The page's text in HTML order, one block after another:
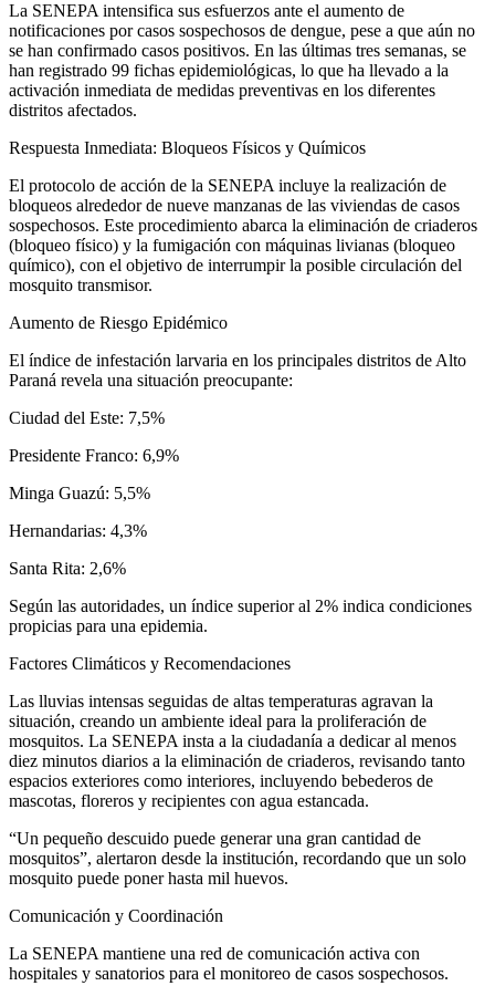
La SENEPA intensifica sus esfuerzos ante el aumento de
notificaciones por casos sospechosos de dengue, pese a que aún no
se han confirmado casos positivos. En las últimas tres semanas, se
han registrado 99 fichas epidemiológicas, lo que ha llevado a la
activación inmediata de medidas preventivas en los diferentes
distritos afectados.
Respuesta Inmediata: Bloqueos Físicos y Químicos
El protocolo de acción de la SENEPA incluye la realización de
bloqueos alrededor de nueve manzanas de las viviendas de casos
sospechosos. Este procedimiento abarca la eliminación de criaderos
(bloqueo físico) y la fumigación con máquinas livianas (bloqueo
químico), con el objetivo de interrumpir la posible circulación del
mosquito transmisor.
Aumento de Riesgo Epidémico
El índice de infestación larvaria en los principales distritos de Alto
Paraná revela una situación preocupante:
Ciudad del Este: 7,5%
Presidente Franco: 6,9%
Minga Guazú: 5,5%
Hernandarias: 4,3%
Santa Rita: 2,6%
Según las autoridades, un índice superior al 2% indica condiciones
propicias para una epidemia.
Factores Climáticos y Recomendaciones
Las lluvias intensas seguidas de altas temperaturas agravan la
situación, creando un ambiente ideal para la proliferación de
mosquitos. La SENEPA insta a la ciudadanía a dedicar al menos
diez minutos diarios a la eliminación de criaderos, revisando tanto
espacios exteriores como interiores, incluyendo bebederos de
mascotas, floreros y recipientes con agua estancada.
“Un pequeño descuido puede generar una gran cantidad de
mosquitos”, alertaron desde la institución, recordando que un solo
mosquito puede poner hasta mil huevos.
Comunicación y Coordinación
La SENEPA mantiene una red de comunicación activa con
hospitales y sanatorios para el monitoreo de casos sospechosos.